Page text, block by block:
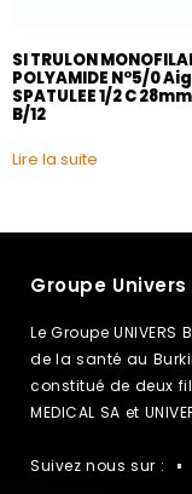
SI TRULON
POLYAMIDE N°5/0
SPATULEE 1/2 C
B/12
Lire la suite
Groupe Univers
Le Groupe
de la santé au
constitué de deux
MEDICAL SA et
Suivez nous sur :